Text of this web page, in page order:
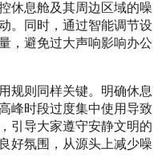
休息舱及其周边区域的噪
。同时，通过智能调节设
，避免过大声响影响办公
规则同样关键。明确休息
峰时段过度集中使用导致
引导大家遵守安静文明的
好氛围，从源头上减少噪